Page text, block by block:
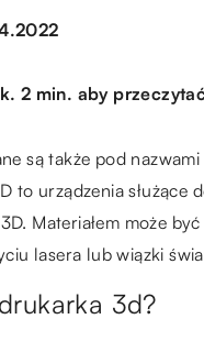
2 min. aby
są także pod
to urządzenia służące
Materiałem może
lasera lub wiązki
3d?